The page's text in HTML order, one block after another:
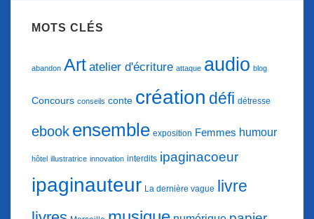
MOTS CLÉS
abandon Art atelier d'écriture attaque audio blog
Concours conseils conte création défi détresse
ebook ensemble exposition Femmes humour
hôtel illustratrice innovation interdits ipaginacoeur
ipaginauteur La dernière vague livre